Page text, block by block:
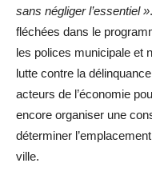
sans négliger l’essentiel »
fléchées dans le
les polices municipale et
lutte contre la
acteurs de l’économie
encore organiser une
déterminer
ville.